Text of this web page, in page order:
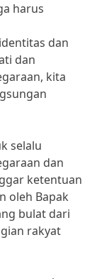
harus
dan
dan
kita
selalu
dan
ketentuan
oleh Bapak
bulat dari
rakyat